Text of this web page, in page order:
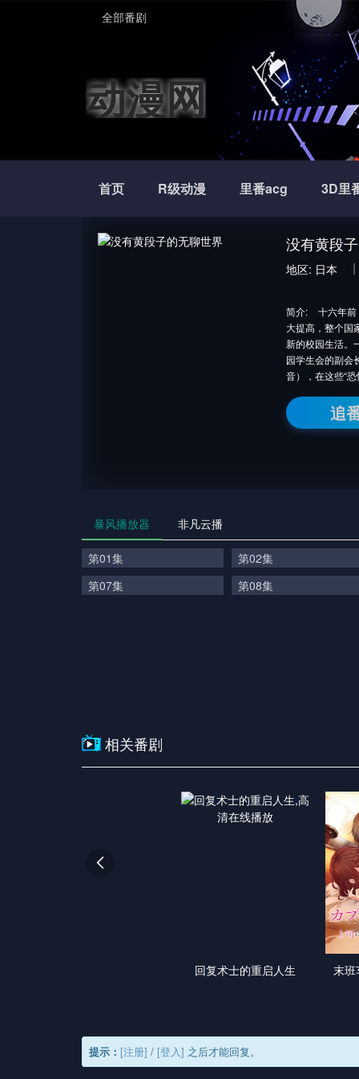
全部番剧
动漫网
首页 R级动漫 里番acg 3D里
没有黄段
地区: 日本
简介:
十六年
大提高，整个国
新的校园生活。
园学生会的副会
音），在这些“
追
暴风播放器 非凡云播
第01集
第02集
第07集
第08集
相关番剧
回复术士的重启人生 末班

提示： [注册] / [登入] 之后才能回复。